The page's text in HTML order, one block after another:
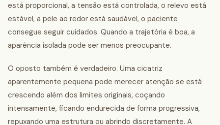
está proporcional, a tensão está controlada, o relevo está
estável, a pele ao redor está saudável, o paciente
consegue seguir cuidados. Quando a trajetória é boa, a
aparência isolada pode ser menos preocupante.
O oposto também é verdadeiro. Uma cicatriz
aparentemente pequena pode merecer atenção se está
crescendo além dos limites originais, coçando
intensamente, ficando endurecida de forma progressiva,
repuxando uma estrutura ou abrindo discretamente. A